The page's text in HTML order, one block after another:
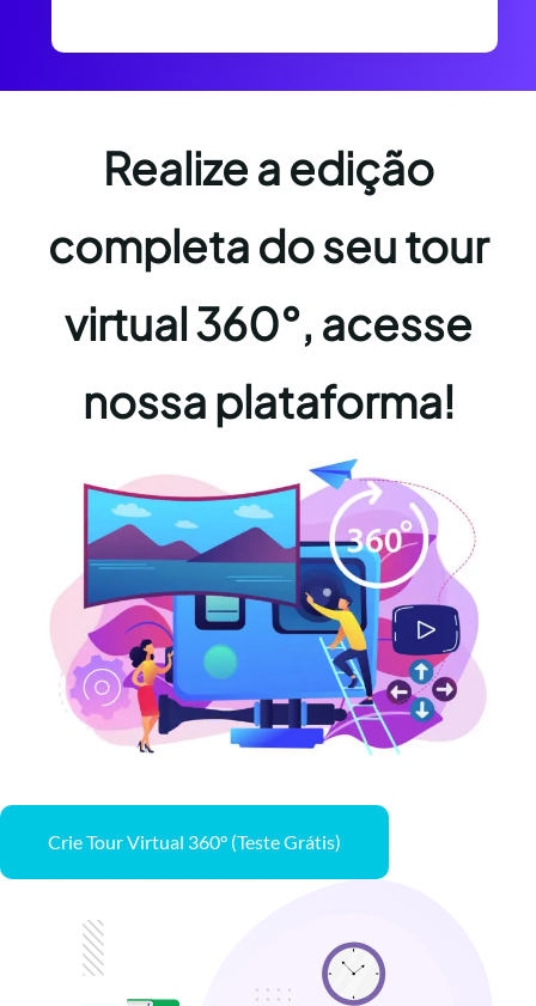
Realize a edição
completa do seu tour
virtual 360°, acesse
nossa plataforma!
Crie Tour Virtual 360° (Teste Grátis)